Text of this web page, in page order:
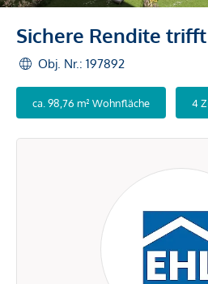
Sichere Rendite
Obj. Nr.: 197892
ca. 98,76 m² Wohnfläche 4